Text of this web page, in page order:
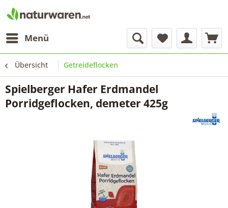
Menü
Übersicht Getreideflocken
Spielberger Hafer Erdmandel
Porridgeflocken, demeter 425g